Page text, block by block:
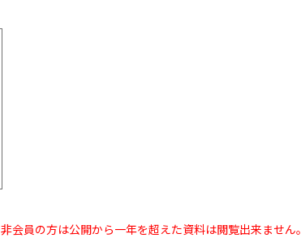
非会員の方は公開から一年を超えた資料は閲覧出来ません。